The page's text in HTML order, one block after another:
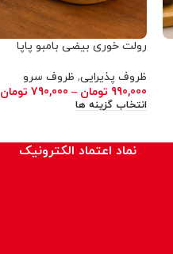
رولت خوری بیضی بامبو پاپا
ظروف پذیرایی, ظروف سرو
990,000 تومان –
790,000 تومان
انتخاب گزینه ها
نماد اعتماد الکترونیک